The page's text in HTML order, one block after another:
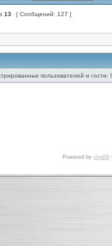
13 [ Сообщений: 127 ]
пользователей и гости:
Powered by phpBB